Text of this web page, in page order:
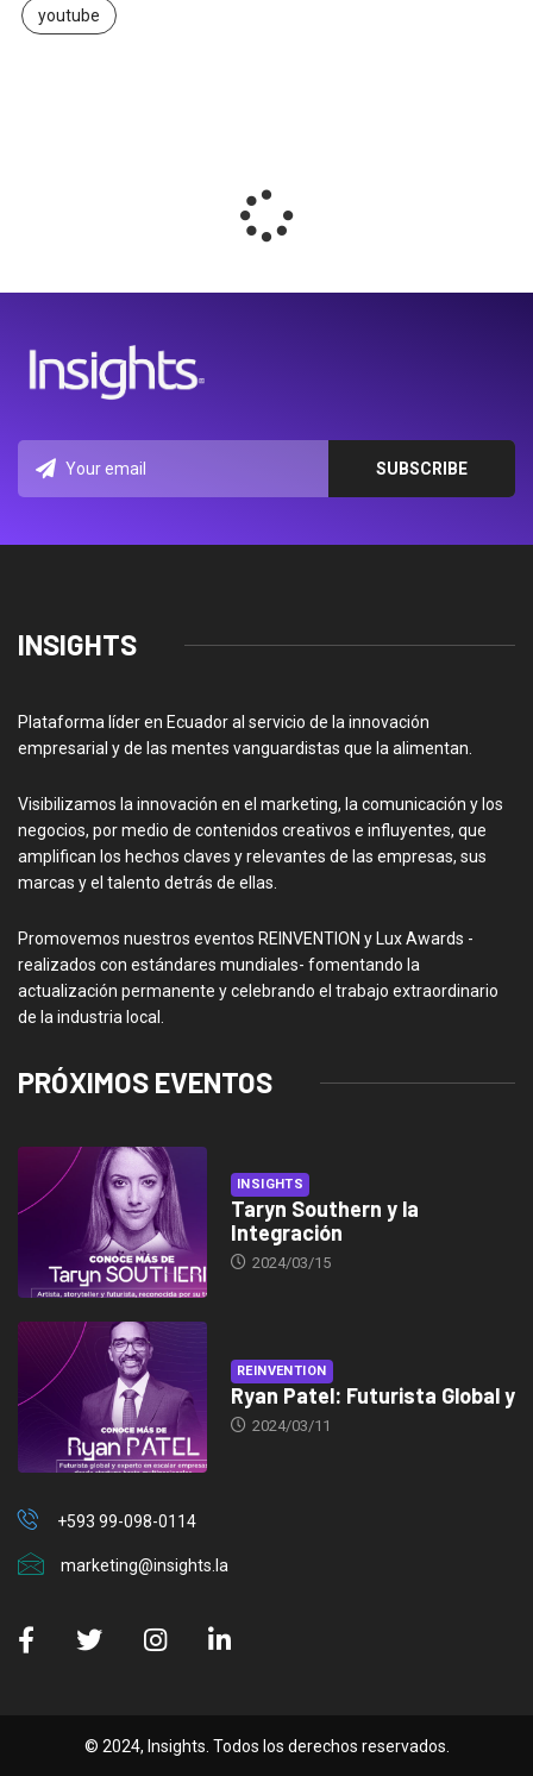
youtube
INSIGHTS
Plataforma líder en Ecuador al servicio de la innovación
empresarial y de las mentes vanguardistas que la alimentan.
Visibilizamos la innovación en el marketing, la comunicación y los
negocios, por medio de contenidos creativos e influyentes, que
amplifican los hechos claves y relevantes de las empresas, sus
marcas y el talento detrás de ellas.
Promovemos nuestros eventos REINVENTION y Lux Awards -
realizados con estándares mundiales- fomentando la
actualización permanente y celebrando el trabajo extraordinario
de la industria local.
PRÓXIMOS EVENTOS
INSIGHTS
Taryn Southern y la
Integración
2024/03/15
REINVENTION
Ryan Patel: Futurista Global y
2024/03/11
+593 99-098-0114
marketing@insights.la
© 2024, Insights. Todos los derechos reservados.